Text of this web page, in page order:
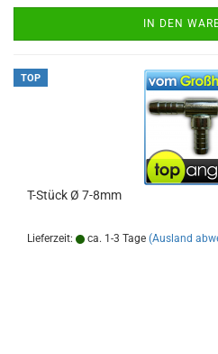
IN DEN
TOP
T-Stück Ø 7-8mm
Lieferzeit: ca. 1-3 Tage (Ausland